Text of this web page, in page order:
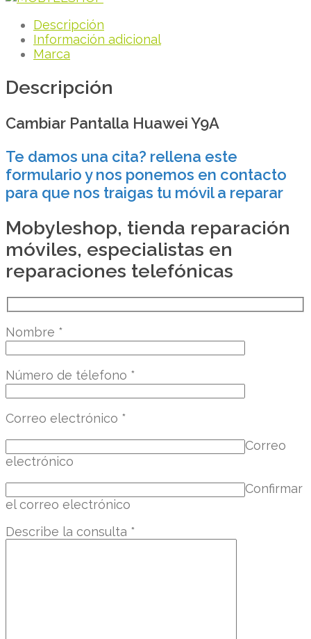
Descripción
Información adicional
Marca
Descripción
Cambiar Pantalla Huawei Y9A
Te damos una cita? rellena este
formulario y nos ponemos en contacto
para que nos traigas tu móvil a reparar
Mobyleshop, tienda reparación
móviles, especialistas en
reparaciones telefónicas
Nombre *
Número de télefono *
Correo electrónico *
Correo
electrónico
Confirmar
el correo electrónico
Describe la consulta *